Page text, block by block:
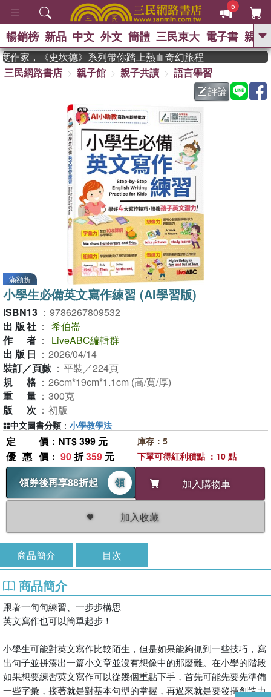
5
GO
熱搜： 東野圭吾 、 高希均教授回憶錄
父親節 、 如果歷
暑期推薦 、 國際布克
獎 臺灣漫遊錄 、 方念華
登輝時代
、 數學女孩：黎曼猜想
偉大的迷走神經
暢銷榜 新品 中文 外文 簡體 三民東大 電子書 親子
家，《史坎德》系列帶你踏上熱血奇幻旅程
三民網路書店
親子館 親子共讀
語言學習
評論
滿額折
小學生必備英文寫作練習 (AI學習版)
ISBN13 ： 9786267809532
出版社 ： 希伯崙
作者 ：
LiveABC編輯群
出版日 ： 2026/04/14
裝訂／頁數 ： 平裝／224頁
規格 ： 26cm*19cm*1.1cm (高/寬/厚)
重量 ： 300克
版次 ： 初版
定價 ：NT$ 399 元
優惠價 ： 90折359 元
領券後再享88折起
領 加入購物車
加入收藏
庫存：5
下單可得紅利積點 ：10 點
中文圖書分類 ： 小學教學法
商品簡介 目次
商品簡介
跟著一句句練習、一步步構思
英文寫作也可以簡單起步！
小學生可能對英文寫作比較陌生，但是如果能夠抓到一些技巧，寫
出句子並拼湊出一篇小文章並沒有想像中的那麼難。在小學的階段
如果想要練習英文寫作可以從幾個重點下手，首先可能先要先準備
一些字彙，接著就是對基本句型的掌握，再過來就是要發揮創造力